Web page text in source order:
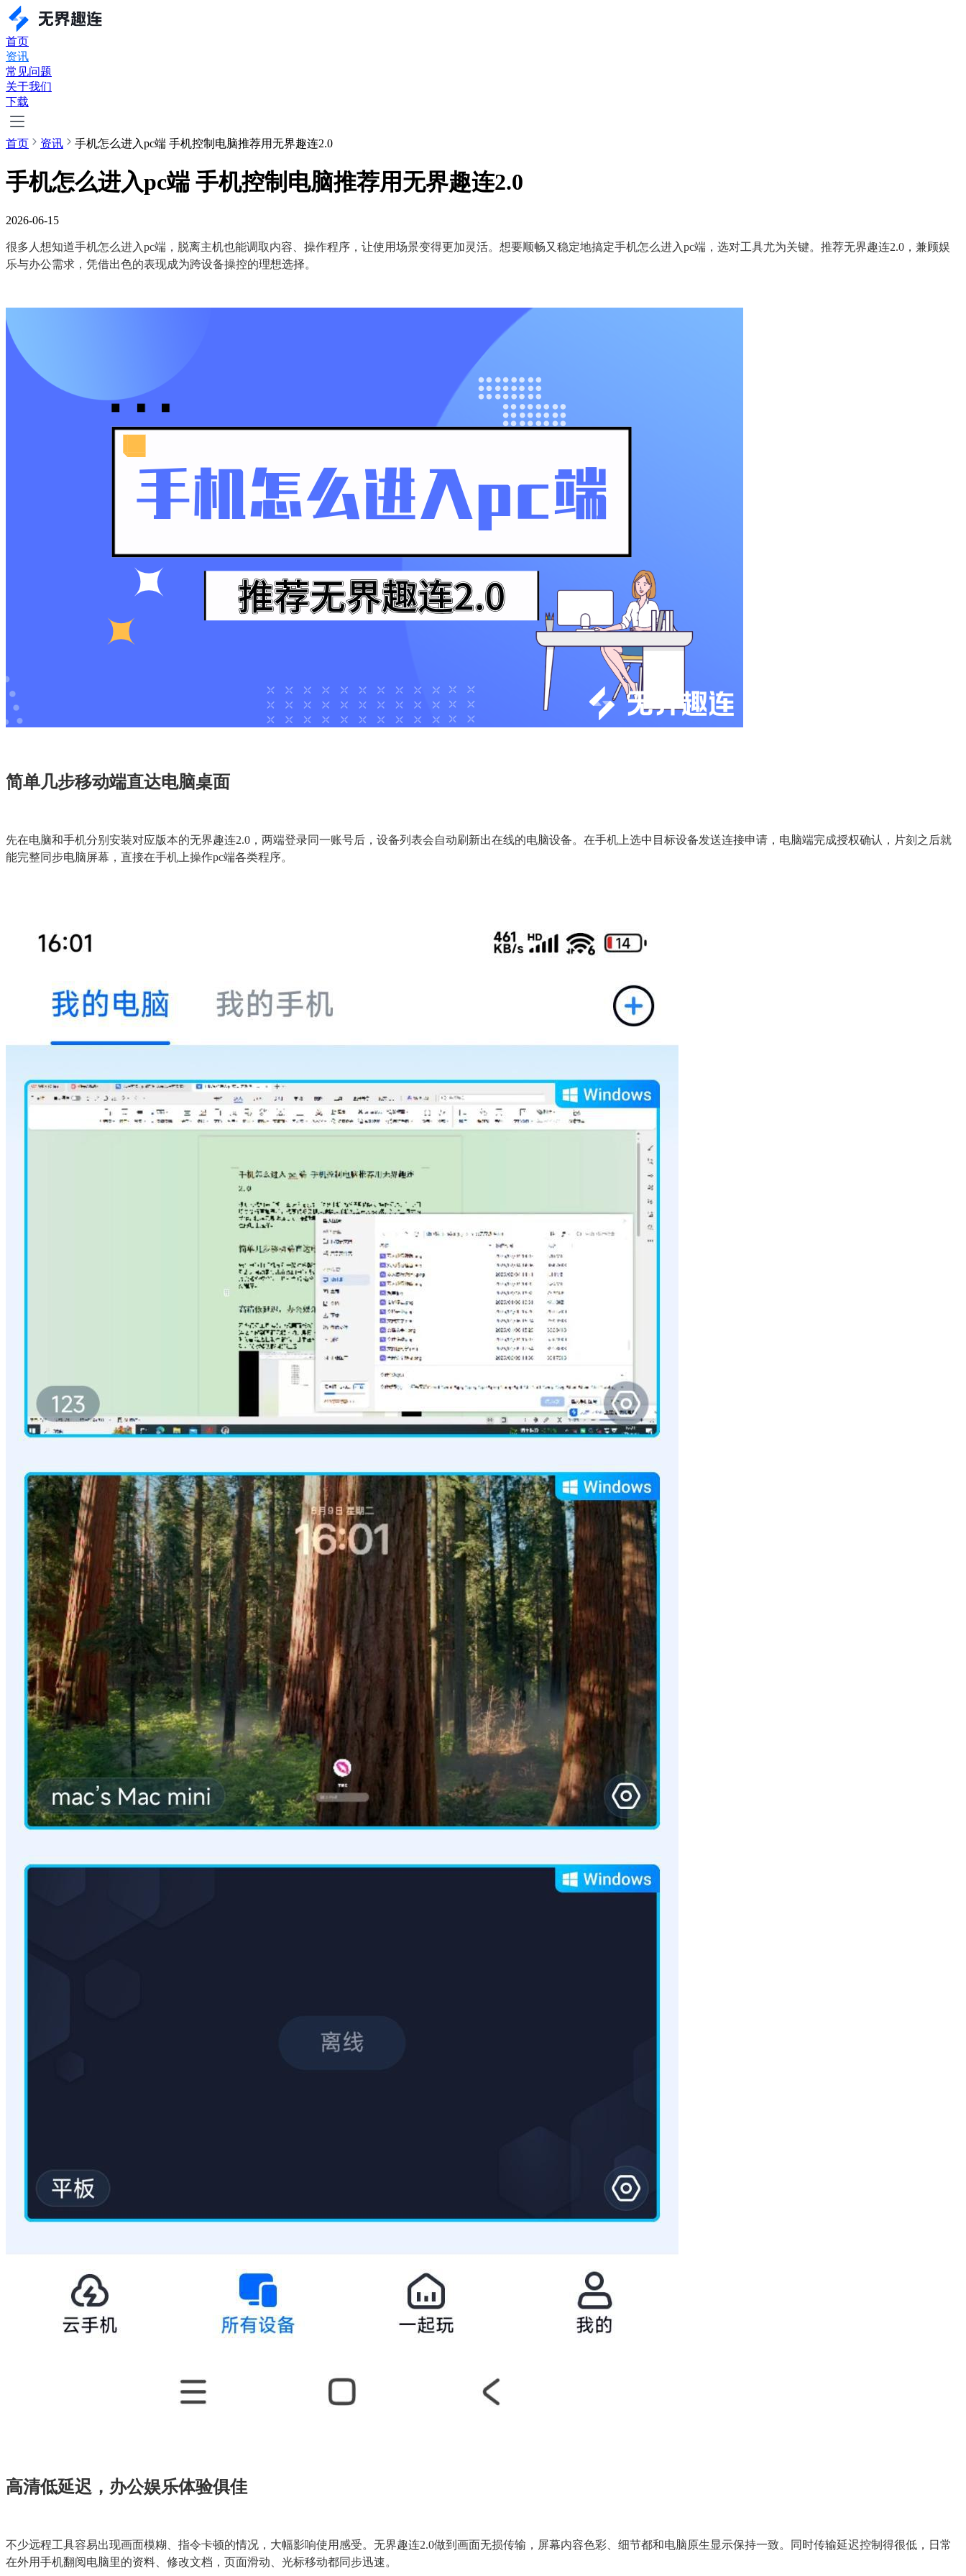
首页
资讯
常见问题
关于我们
下载
首页 资讯 手机怎么进入pc端 手机控制电脑推荐用无界趣连2.0
手机怎么进入pc端 手机控制电脑推荐用无界趣连2.0
2026-06-15
很多人想知道手机怎么进入pc端，脱离主机也能调取内容、操作程序，让使用场景变得更加灵活。想要顺畅又稳定地搞定手机怎么进入pc端，选对工具尤为关键。推荐无界趣连2.0，兼顾娱
乐与办公需求，凭借出色的表现成为跨设备操控的理想选择。
简单几步移动端直达电脑桌面
先在电脑和手机分别安装对应版本的无界趣连2.0，两端登录同一账号后，设备列表会自动刷新出在线的电脑设备。在手机上选中目标设备发送连接申请，电脑端完成授权确认，片刻之后就
能完整同步电脑屏幕，直接在手机上操作pc端各类程序。
高清低延迟，办公娱乐体验俱佳
不少远程工具容易出现画面模糊、指令卡顿的情况，大幅影响使用感受。无界趣连2.0做到画面无损传输，屏幕内容色彩、细节都和电脑原生显示保持一致。同时传输延迟控制得很低，日常
在外用手机翻阅电脑里的资料、修改文档，页面滑动、光标移动都同步迅速。